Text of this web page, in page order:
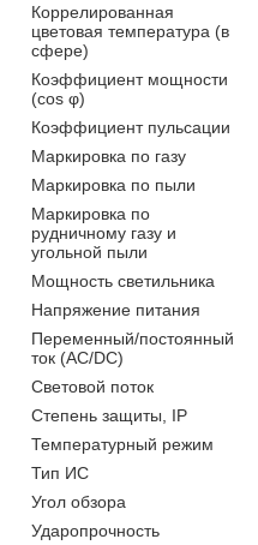
Коррелированная
цветовая температура (в
сфере)
Коэффициент мощности
(cos φ)
Коэффициент пульсации
Маркировка по газу
Маркировка по пыли
Маркировка по
рудничному газу и
угольной пыли
Мощность светильника
Напряжение питания
Переменный/постоянный
ток (AC/DC)
Световой поток
Степень защиты, IP
Температурный режим
Тип ИС
Угол обзора
Ударопрочность